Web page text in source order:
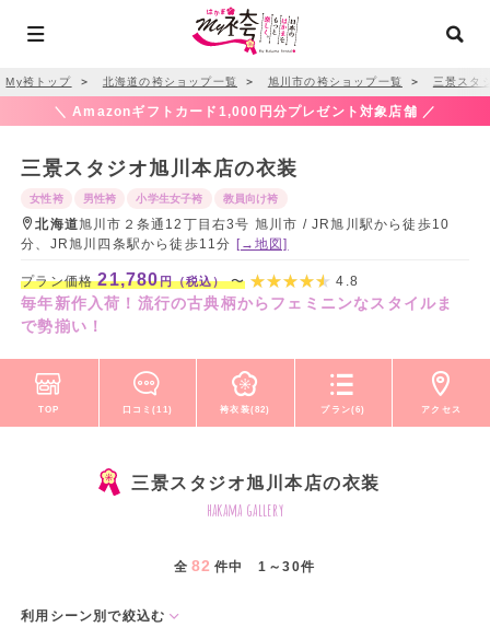
My袴トップ ＞ 北海道の袴ショップ一覧 ＞ 旭川市の袴ショップ一覧 ＞ 三景スタ
＼ Amazonギフトカード1,000円分プレゼント対象店舗 ／
三景スタジオ旭川本店の衣装
女性袴 男性袴 小学生女子袴 教員向け袴
北海道旭川市２条通12丁目右3号 旭川市 / JR旭川駅から徒歩10
分、JR旭川四条駅から徒歩11分 [→地図]
プラン価格21,780円（税込）〜 4.8
毎年新作入荷！流行の古典柄からフェミニンなスタイルま
で勢揃い！
TOP 口コミ(11) 袴衣装(82) プラン(6) アクセス
三景スタジオ旭川本店の衣装
hakama gallery
全 82 件中 1～30件
利用シーン別で絞込む